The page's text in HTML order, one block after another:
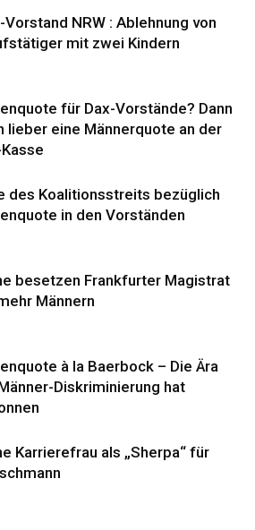
Vorstand NRW : Ablehnung von
mit zwei Kindern
für Dax-Vorstände? Dann
lieber eine Männerquote an der
des Koalitionsstreits bezüglich
in den Vorständen
besetzen Frankfurter Magistrat
Männern
à la Baerbock – Die Ära
Diskriminierung hat
Karrierefrau als „Sherpa“ für